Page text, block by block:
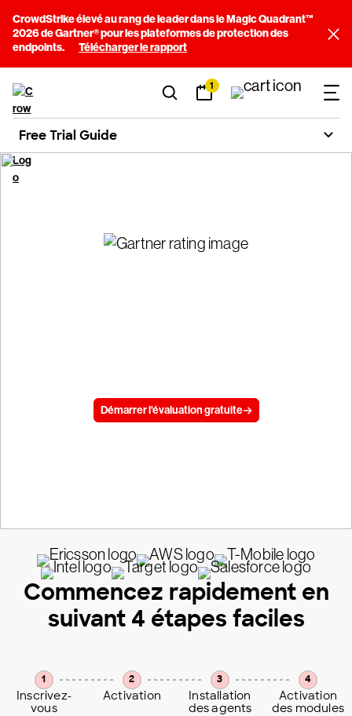
CrowdStrike élevé au rang de leader dans le Magic Quadrant™
2026 de Gartner® pour les plateformes de protection des
endpoints.
Télécharger le rapport
1
Free Trial Guide
Démarrer l'évaluation gratuite
Commencez rapidement en
suivant 4 étapes faciles
1 2 3 4
Inscrivez-
vous
Activation
Installation
des agents
Activation
des modules